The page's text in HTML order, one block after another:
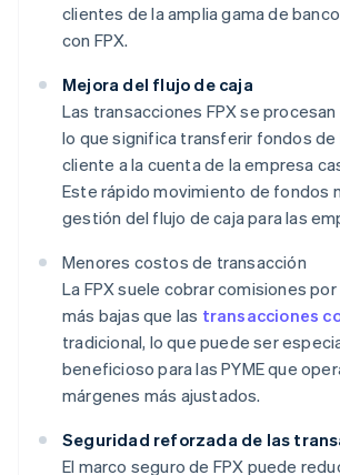
clientes de la amplia gama de
con FPX.
Mejora del flujo de caja
Las transacciones FPX se
lo que significa transferir fondos de
cliente a la cuenta de la empresa
Este rápido movimiento de fondos
gestión del flujo de caja para las
Menores costos de transacción
La FPX suele cobrar comisiones
más bajas que las transacciones
tradicional, lo que puede ser
beneficioso para las PYME que
márgenes más ajustados.
Seguridad reforzada de las
El marco seguro de FPX puede